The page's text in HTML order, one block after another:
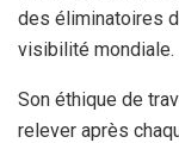
des éliminatoires
visibilité mondiale.
Son éthique de
relever après